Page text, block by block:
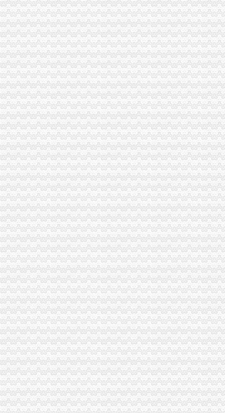
工商动态
沙坪坝局抓住“五个关键”0元注册公司流程推动重点工作全面开展
荣昌局一元注册公司流程四举措建立与监管对象联系服务机制
黔江局重庆0元注册公司四项措施服务地方经济发展
万盛局五项措施加“五一”一元注册公司流程旅游市场管理见成效
北碚局重庆0元注册公司启动商标发展战略为宣周造势
江津局“两手抓”一元注册公司流程积构建食品安全监管长效机制
云局1元注册公司五措并举促农村经纪人健康发展
大足局免费注册公司石马工商所三项措施清理整顿户外广告
彭水工商局一元注册公司与公安联手整辖区旅馆业
永川局0元注册公司流程化合同帮扶制度支持涉农企业发展
秀山局“三加、三落实”0元注册公司流程开展风廉政建设
热服务“守合同重信用”免费注册公司企业渝中工商受好评
高新区IT市一元注册公司场实行《先行赔付制度》
渝中“12315”一元注册公司巡查车再添便民服务新功能
沙坪坝局免费注册公司部分工商所上门验照贴花 促进监管服务两统一
万州局0元注册公司流程明确法制工作七大重点
荣昌局提早部署2008年“3.15”0元注册公司流程活动
重庆广告业发展呈现四大点
市0元注册公司工商确定未来五年商标发展工作目标
开县局监管与服务并重加“三节”0元注册公司流程市场监管
免费
系统圣地,绿免费软件,手游下载,桌面主题等软件下载网站
管理资源吧-企业管理资料免费下载
免费公司
公司注册_深圳免费公司注册_记账报税流程及费用-企圈圈代理记账O2
苏州街3号大恒科技大厦免费公司注册【今日推荐网-北京工商/税务/财
免费注册
免费注册通行证
【青岛免费注册公司专业代理记账可靠地址服务】-北区泰山路易登网
免费注册公司流程
成都注册公司流程-公司注册流程及费用成都工商年检今题网
上海宝山公司注册流程|宝山区注册公司费用|注册宝山公司免费提供注
0元注册公司流程
2017新版苏州注册公司流程及费用—苏州天下信息网
【图】广州奔创白云新市机场路边石井0元注册公司记账报税99元-广
一元注册公司流程
一元钱注册一个公司_标清_土豆
北京市3万1新注册|3万1新注册供应商|3万—1亿元公司新注册_一呼百